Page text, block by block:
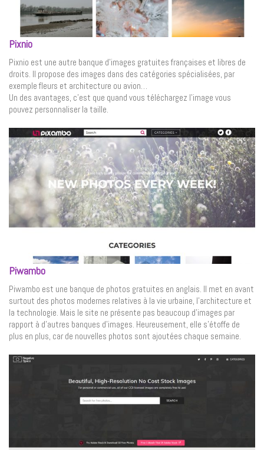
Pixnio
Pixnio est une autre banque d’images gratuites françaises et libres de
droits. Il propose des images dans des catégories spécialisées, par
exemple fleurs et architecture ou avion…
Un des avantages, c’est que quand vous téléchargez l’image vous
pouvez personnaliser la taille.
Piwambo
Piwambo est une banque de photos gratuites en anglais. Il met en avant
surtout des photos modernes relatives à la vie urbaine, l’architecture et
la technologie. Mais le site ne présente pas beaucoup d’images par
rapport à d’autres banques d’images. Heureusement, elle s’étoffe de
plus en plus, car de nouvelles photos sont ajoutées chaque semaine.